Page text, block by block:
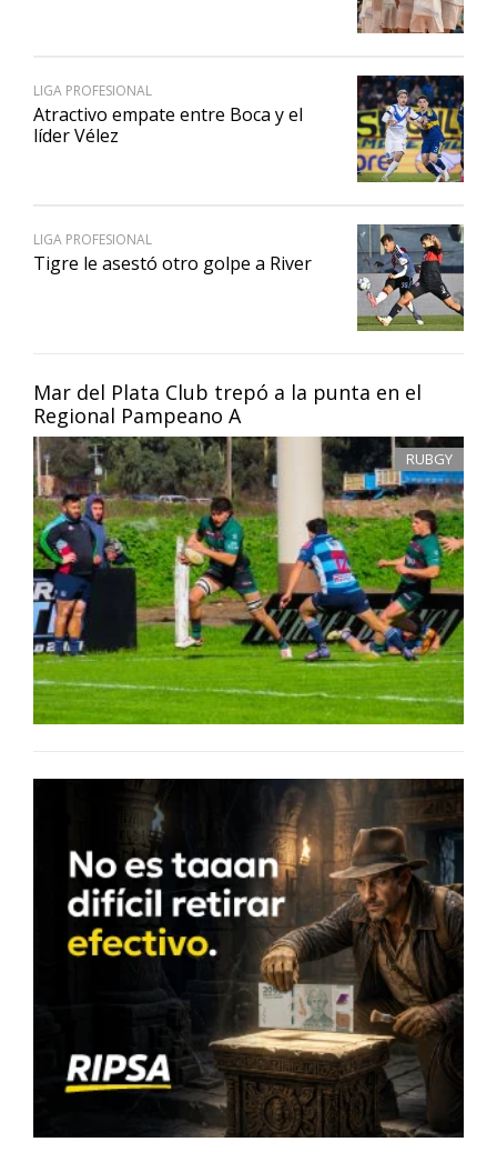
Mar del Plata Club trepó a la punta en el
Regional Pampeano A
RUBGY
LIGA PROFESIONAL
Atractivo empate entre Boca y el
líder Vélez
LIGA PROFESIONAL
Tigre le asestó otro golpe a River